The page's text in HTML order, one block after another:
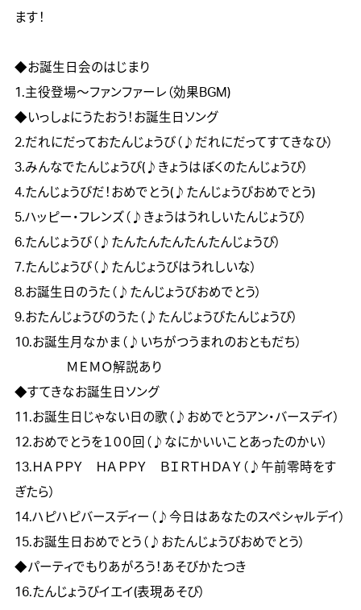
ます！
◆お誕生日会のはじまり
1.主役登場～ファンファーレ（効果BGM)
◆いっしょにうたおう！お誕生日ソング
2.だれにだっておたんじょうび（♪だれにだってすてきなひ）
3.みんなでたんじょうび(♪きょうはぼくのたんじょうび）
4.たんじょうびだ！おめでとう(♪たんじょうびおめでとう)
5.ハッピー・フレンズ（♪きょうはうれしいたんじょうび）
6.たんじょうび（♪たんたんたんたんたんじょうび）
7.たんじょうび（♪たんじょうびはうれしいな）
8.お誕生日のうた（♪たんじょうびおめでとう）
9.おたんじょうびのうた（♪たんじょうびたんじょうび）
10.お誕生月なかま（♪いちがつうまれのおともだち）
ＭＥＭＯ解説あり
◆すてきなお誕生日ソング
11.お誕生日じゃない日の歌（♪おめでとうアン・バースデイ）
12.おめでとうを１００回（♪なにかいいことあったのかい）
13.ＨＡＰＰＹ　ＨＡＰＰＹ　ＢＩＲＴＨＤＡＹ（♪午前零時をす
ぎたら）
14.ハピハピバースディー（♪今日はあなたのスペシャルデイ）
15.お誕生日おめでとう（♪おたんじょうびおめでとう）
◆パーティでもりあがろう！あそびかたつき
16.たんじょうびイエイ(表現あそび）